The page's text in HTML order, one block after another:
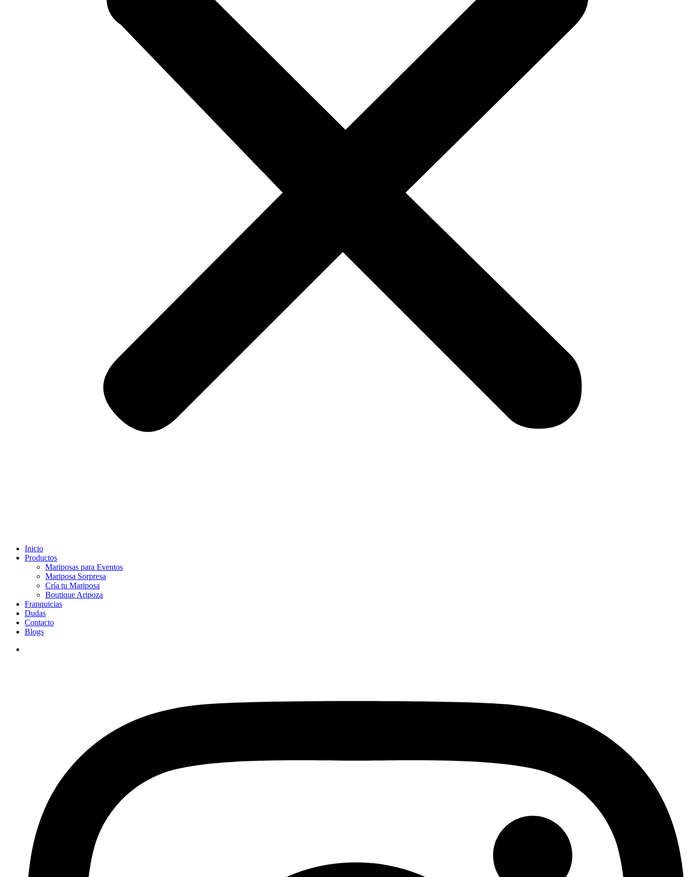
Inicio
Productos
Mariposas para Eventos
Mariposa Sorpresa
Cría tu Mariposa
Boutique Aripoza
Franquicias
Dudas
Contacto
Blogs